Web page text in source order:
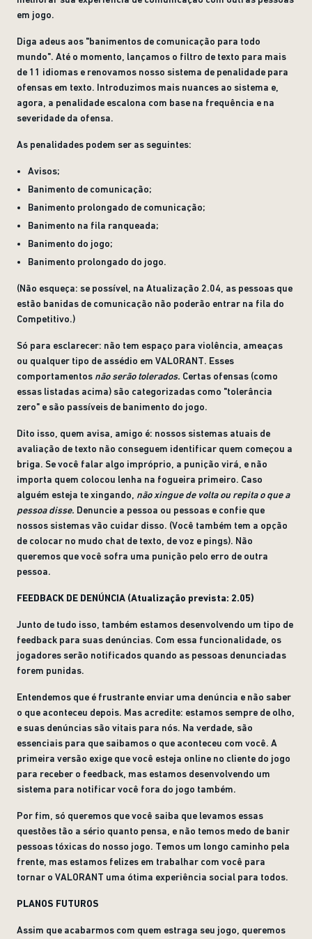
em jogo.
Diga adeus aos "banimentos de comunicação para todo
mundo". Até o momento, lançamos o filtro de texto para mais
de 11 idiomas e renovamos nosso sistema de penalidade para
ofensas em texto. Introduzimos mais nuances ao sistema e,
agora, a penalidade escalona com base na frequência e na
severidade da ofensa.
As penalidades podem ser as seguintes:
Avisos;
Banimento de comunicação;
Banimento prolongado de comunicação;
Banimento na fila ranqueada;
Banimento do jogo;
Banimento prolongado do jogo.
(Não esqueça: se possível, na Atualização 2.04, as pessoas que
estão banidas de comunicação não poderão entrar na fila do
Competitivo.)
Só para esclarecer: não tem espaço para violência, ameaças
ou qualquer tipo de assédio em VALORANT. Esses
comportamentos não serão tolerados. Certas ofensas (como
essas listadas acima) são categorizadas como "tolerância
zero" e são passíveis de banimento do jogo.
Dito isso, quem avisa, amigo é: nossos sistemas atuais de
avaliação de texto não conseguem identificar quem começou a
briga. Se você falar algo impróprio, a punição virá, e não
importa quem colocou lenha na fogueira primeiro. Caso
alguém esteja te xingando, não xingue de volta ou repita o que a
pessoa disse. Denuncie a pessoa ou pessoas e confie que
nossos sistemas vão cuidar disso. (Você também tem a opção
de colocar no mudo chat de texto, de voz e pings). Não
queremos que você sofra uma punição pelo erro de outra
pessoa.
FEEDBACK DE DENÚNCIA (Atualização prevista: 2.05)
Junto de tudo isso, também estamos desenvolvendo um tipo de
feedback para suas denúncias. Com essa funcionalidade, os
jogadores serão notificados quando as pessoas denunciadas
forem punidas.
Entendemos que é frustrante enviar uma denúncia e não saber
o que aconteceu depois. Mas acredite: estamos sempre de olho,
e suas denúncias são vitais para nós. Na verdade, são
essenciais para que saibamos o que aconteceu com você. A
primeira versão exige que você esteja online no cliente do jogo
para receber o feedback, mas estamos desenvolvendo um
sistema para notificar você fora do jogo também.
Por fim, só queremos que você saiba que levamos essas
questões tão a sério quanto pensa, e não temos medo de banir
pessoas tóxicas do nosso jogo. Temos um longo caminho pela
frente, mas estamos felizes em trabalhar com você para
tornar o VALORANT uma ótima experiência social para todos.
PLANOS FUTUROS
Assim que acabarmos com quem estraga seu jogo, queremos